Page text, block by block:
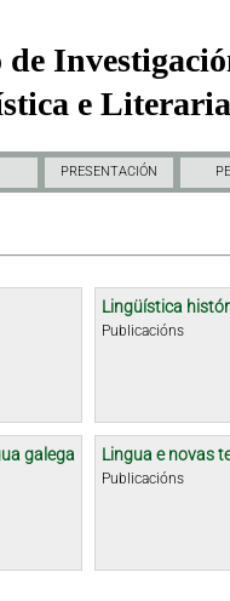
e
PRESENTACIÓN
Lingüística
Publicacións
galega Lingua e novas
Publicacións